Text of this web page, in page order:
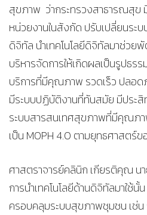
สุขภาพ ว่ากระทรวงสาธารณสุข มี
หน่วยงานในสังกัด ปรับเปลี่ยนระบ
ดิจิทัล นำเทคโนโลยีดิจิทัลมาช่วย
บริหารจัดการให้เกิดผลเป็นรูปธรร
บริการที่มีคุณภาพ รวดเร็ว ปลอด
มีระบบปฏิบัติงานที่ทันสมัย มีประ
ระบบสารสนเทศสุขภาพที่มีคุณภ
เป็น MOPH 4.0 ตามยุทธศาสตร์
ศาสตราจารย์คลินิก เกียรติคุณ น
การนำเทคโนโลยีด้านดิจิทัลมาใช้
ครอบคลุมระบบสุขภาพชุมชน เช่